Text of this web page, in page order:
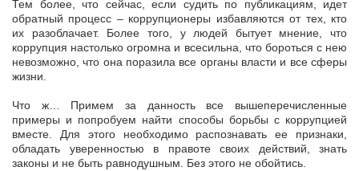
Тем более, что сейчас, если судить по публикациям, идет
обратный процесс – коррупционеры избавляются от тех, кто
их разоблачает. Более того, у людей бытует мнение, что
коррупция настолько огромна и всесильна, что бороться с нею
невозможно, что она поразила все органы власти и все сферы
жизни.
Что ж… Примем за данность все вышеперечисленные
примеры и попробуем найти способы борьбы с коррупцией
вместе. Для этого необходимо распознавать ее признаки,
обладать уверенностью в правоте своих действий, знать
законы и не быть равнодушным. Без этого не обойтись.